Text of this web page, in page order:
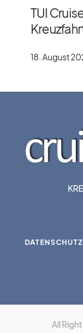
TUI
18. August
DATENSCHUTZ
All